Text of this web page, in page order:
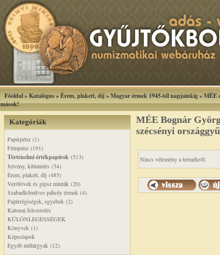
Főoldal»Katalógus»Érem, plakett, díj »Magyar érmek 1945-től napjainkig»MÉE
mások!
Kategóriák
Papírpénz (1)
Fémpénz (191)
Történelmi értékpapírok (513)
Jelvény, kitüntetés (54)
Érem, plakett, díj (485)
Verőtövek és gipsz minták (20)
Szabadkőműves páholy érmek (4)
Papírrégiségek, egyebek (2)
Katonai felszerelés
KÜLÖNLEGESSÉGEK
Könyvek (1)
Képeslapok
Egyéb műtárgyak (12)
MÉE Bognár
szécsényi
Nincs vélemény a termékről.